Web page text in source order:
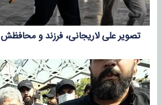
تصویر علی لاریجانی، فرزند و محافظش